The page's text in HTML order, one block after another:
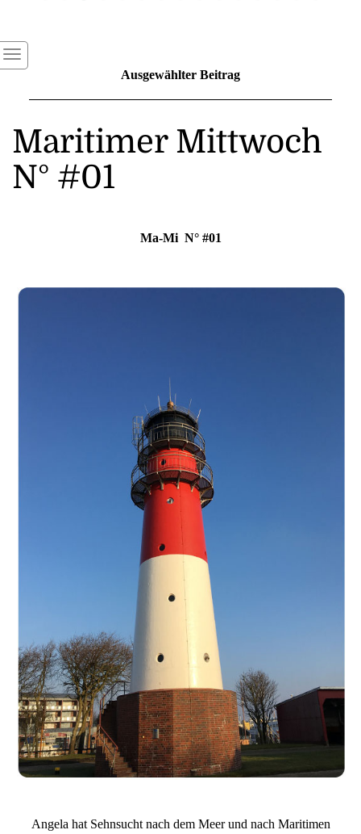
Ausgewählter Beitrag
Maritimer Mittwoch
N° #01
Ma-Mi N° #01
Angela hat Sehnsucht nach dem Meer und nach Maritimen